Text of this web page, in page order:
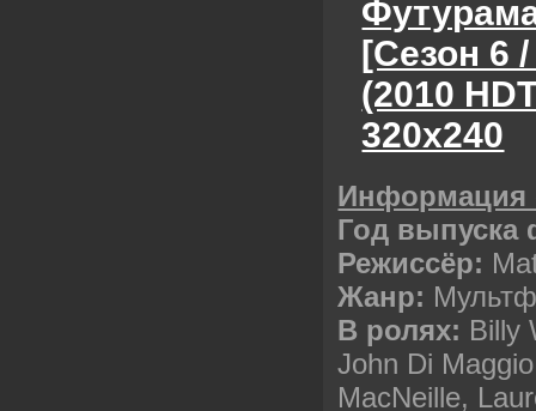
[Сезон 6
(2010
320х240
Год выпуска
Режиссёр:
Жанр:
В ролях: Billy
John Di
MacNeille,